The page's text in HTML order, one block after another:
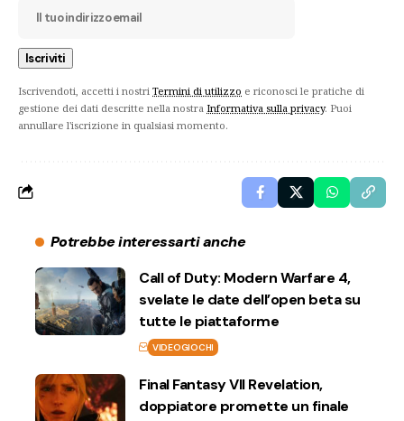
Iscrivendoti, accetti i nostri Termini di utilizzo e riconosci le pratiche di
gestione dei dati descritte nella nostra Informativa sulla privacy. Puoi
annullare l'iscrizione in qualsiasi momento.
Potrebbe interessarti anche
Call of Duty: Modern Warfare 4,
svelate le date dell’open beta su
tutte le piattaforme
VIDEOGIOCHI
Final Fantasy VII Revelation,
doppiatore promette un finale